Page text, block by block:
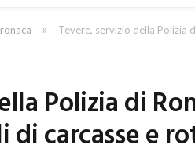
» Tevere, servizio della Polizia
Polizia di
carcasse e